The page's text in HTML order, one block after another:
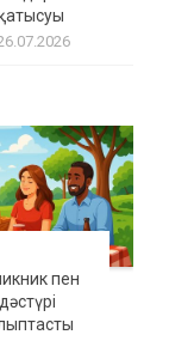
пен